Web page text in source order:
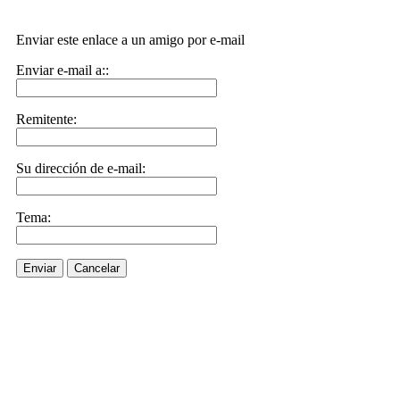
Enviar este enlace a un amigo por e-mail
Enviar e-mail a::
Remitente:
Su dirección de e-mail:
Tema:
Enviar Cancelar